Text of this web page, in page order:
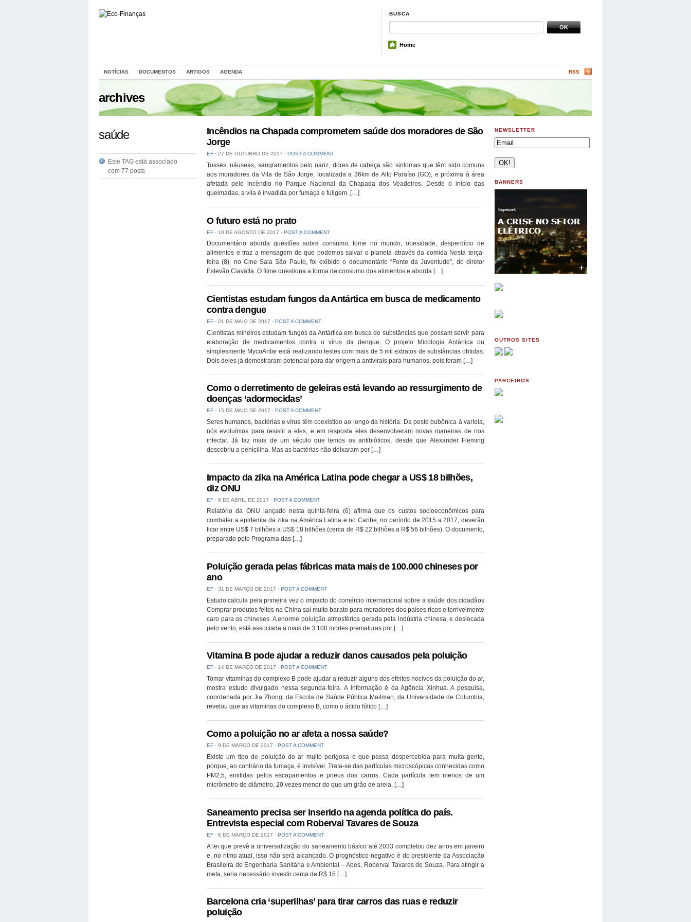
BUSCA
Home
NOTÍCIAS DOCUMENTOS ARTIGOS AGENDA RSS
archives
saúde
Este TAG está associado
com 77 posts
Incêndios na Chapada comprometem saúde dos moradores de São
Jorge
EF ⋅ 27 DE OUTUBRO DE 2017 ⋅ POST A COMMENT
Tosses, náuseas, sangramentos pelo nariz, dores de cabeça são sintomas que têm sido comuns
aos moradores da Vila de São Jorge, localizada a 36km de Alto Paraíso (GO), e próxima à área
afetada pelo incêndio no Parque Nacional da Chapada dos Veadeiros. Desde o início das
queimadas, a vila é invadida por fumaça e fuligem. […]
O futuro está no prato
EF ⋅ 10 DE AGOSTO DE 2017 ⋅ POST A COMMENT
Documentário aborda questões sobre consumo, fome no mundo, obesidade, desperdício de
alimentos e traz a mensagem de que podemos salvar o planeta através da comida Nesta terça-
feira (8), no Cine Sala São Paulo, foi exibido o documentário “Fonte da Juventude”, do diretor
Estevão Ciavatta. O filme questiona a forma de consumo dos alimentos e aborda […]
Cientistas estudam fungos da Antártica em busca de medicamento
contra dengue
EF ⋅ 21 DE MAIO DE 2017 ⋅ POST A COMMENT
Cientistas mineiros estudam fungos da Antártica em busca de substâncias que possam servir para
elaboração de medicamentos contra o vírus da dengue. O projeto Micologia Antártica ou
simplesmente MycoAntar está realizando testes com mais de 5 mil extratos de substâncias obtidas.
Dois deles já demostraram potencial para dar origem a antivirais para humanos, pois foram […]
Como o derretimento de geleiras está levando ao ressurgimento de
doenças ‘adormecidas’
EF ⋅ 15 DE MAIO DE 2017 ⋅ POST A COMMENT
Seres humanos, bactérias e vírus têm coexistido ao longo da história. Da peste bubônica à varíola,
nós evoluímos para resistir a eles, e em resposta eles desenvolveram novas maneiras de nos
infectar. Já faz mais de um século que temos os antibióticos, desde que Alexander Fleming
descobriu a penicilina. Mas as bactérias não deixaram por […]
Impacto da zika na América Latina pode chegar a US$ 18 bilhões,
diz ONU
EF ⋅ 6 DE ABRIL DE 2017 ⋅ POST A COMMENT
Relatório da ONU lançado nesta quinta-feira (6) afirma que os custos socioeconômicos para
combater a epidemia da zika na América Latina e no Caribe, no período de 2015 a 2017, deverão
ficar entre US$ 7 bilhões a US$ 18 bilhões (cerca de R$ 22 bilhões a R$ 56 bilhões). O documento,
preparado pelo Programa das […]
Poluição gerada pelas fábricas mata mais de 100.000 chineses por
ano
EF ⋅ 31 DE MARÇO DE 2017 ⋅ POST A COMMENT
Estudo calcula pela primeira vez o impacto do comércio internacional sobre a saúde dos cidadãos
Comprar produtos feitos na China sai muito barato para moradores dos países ricos e terrivelmente
caro para os chineses. A enorme poluição atmosférica gerada pela indústria chinesa, e deslocada
pelo vento, está associada a mais de 3.100 mortes prematuras por […]
Vitamina B pode ajudar a reduzir danos causados pela poluição
EF ⋅ 14 DE MARÇO DE 2017 ⋅ POST A COMMENT
Tomar vitaminas do complexo B pode ajudar a reduzir alguns dos efeitos nocivos da poluição do ar,
mostra estudo divulgado nessa segunda-feira. A informação é da Agência Xinhua. A pesquisa,
coordenada por Jia Zhong, da Escola de Saúde Pública Mailman, da Universidade de Columbia,
revelou que as vitaminas do complexo B, como o ácido fólico […]
Como a poluição no ar afeta a nossa saúde?
EF ⋅ 9 DE MARÇO DE 2017 ⋅ POST A COMMENT
Existe um tipo de poluição do ar muito perigosa e que passa despercebida para muita gente,
porque, ao contrário da fumaça, é invisível. Trata-se das partículas microscópicas conhecidas como
PM2,5, emitidas pelos escapamentos e pneus dos carros. Cada partícula tem menos de um
micrômetro de diâmetro, 20 vezes menor do que um grão de areia. […]
Saneamento precisa ser inserido na agenda política do país.
Entrevista especial com Roberval Tavares de Souza
EF ⋅ 6 DE MARÇO DE 2017 ⋅ POST A COMMENT
A lei que prevê a universalização do saneamento básico até 2033 completou dez anos em janeiro
e, no ritmo atual, isso não será alcançado. O prognóstico negativo é do presidente da Associação
Brasileira de Engenharia Sanitária e Ambiental – Abes, Roberval Tavares de Souza. Para atingir a
meta, seria necessário investir cerca de R$ 15 […]
Barcelona cria ‘superilhas’ para tirar carros das ruas e reduzir
poluição
NEWSLETTER
BANNERS
OUTROS SITES
PARCEIROS